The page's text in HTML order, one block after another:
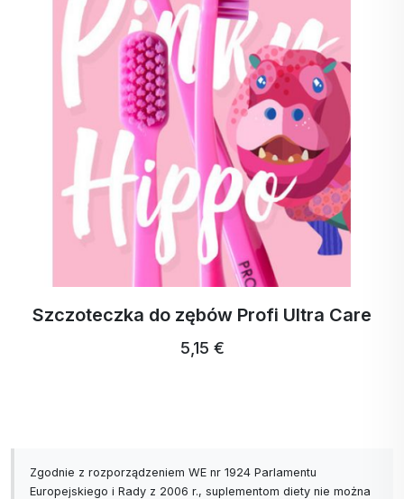
ActivStrips Paski do prania na 32 prania
17,99 € …18,94 €
Zgodnie z rozporządzeniem WE nr 1924 Parlamentu
Europejskiego i Rady z 2006 r., suplementom diety nie można